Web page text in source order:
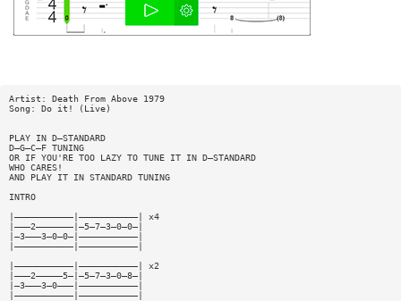
Artist: Death From Above 1979
Song: Do it! (Live)
PLAY IN D—STANDARD
D—G—C—F TUNING
OR IF YOU'RE TOO LAZY TO TUNE IT IN D—STANDARD
WHO CARES!
AND PLAY IT IN STANDARD TUNING
INTRO
|———————————|———————————| x4
|———2———————|—5—7—3—0—0—|
|—3———3—0—0—|———————————|
|———————————|———————————|
|———————————|———————————| x2
|———2—————5—|—5—7—3—0—8—|
|—3———3—0———|———————————|
|———————————|———————————|